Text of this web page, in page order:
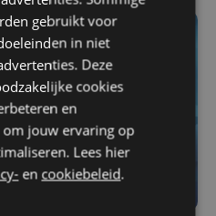
gebruikt voor
in niet
Deze
cookies
en
jouw ervaring op
Lees hier
en cookiebeleid.